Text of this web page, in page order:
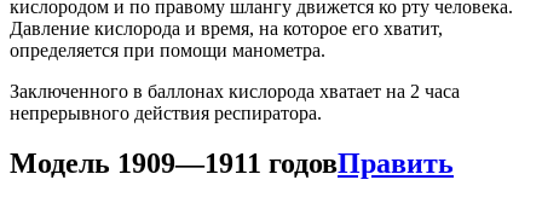
кислородом и по правому шлангу движется ко рту человека.
Давление кислорода и время, на которое его хватит,
определяется при помощи манометра.
Заключенного в баллонах кислорода хватает на 2 часа
непрерывного действия респиратора.
Модель 1909—1911 годовПравить